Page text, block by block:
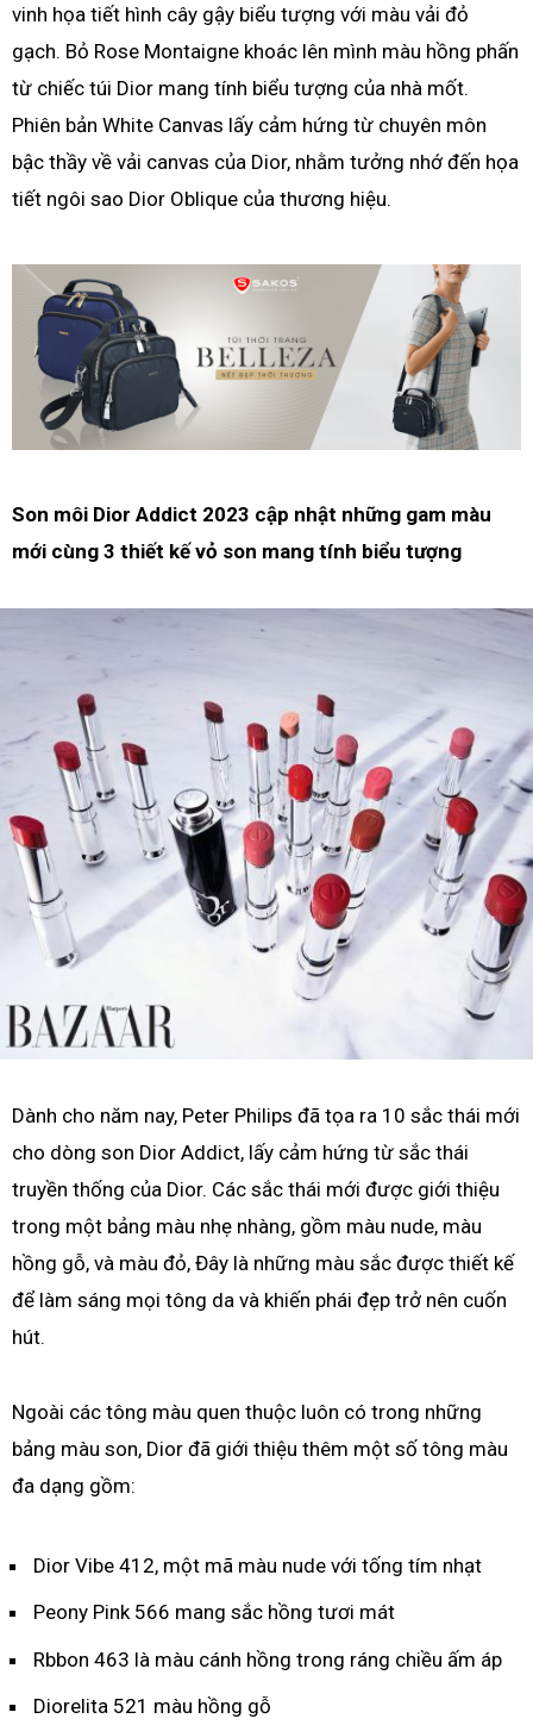
vinh họa tiết hình cây gậy biểu tượng với màu vải đỏ
gạch. Bỏ Rose Montaigne khoác lên mình màu hồng phấn
từ chiếc túi Dior mang tính biểu tượng của nhà mốt.
Phiên bản White Canvas lấy cảm hứng từ chuyên môn
bậc thầy về vải canvas của Dior, nhằm tưởng nhớ đến họa
tiết ngôi sao Dior Oblique của thương hiệu.
Son môi Dior Addict 2023 cập nhật những gam màu
mới cùng 3 thiết kế vỏ son mang tính biểu tượng
Dành cho năm nay, Peter Philips đã tọa ra 10 sắc thái mới
cho dòng son Dior Addict, lấy cảm hứng từ sắc thái
truyền thống của Dior. Các sắc thái mới được giới thiệu
trong một bảng màu nhẹ nhàng, gồm màu nude, màu
hồng gỗ, và màu đỏ, Đây là những màu sắc được thiết kế
để làm sáng mọi tông da và khiến phái đẹp trở nên cuốn
hút.
Ngoài các tông màu quen thuộc luôn có trong những
bảng màu son, Dior đã giới thiệu thêm một số tông màu
đa dạng gồm:
Dior Vibe 412, một mã màu nude với tống tím nhạt
Peony Pink 566 mang sắc hồng tươi mát
Rbbon 463 là màu cánh hồng trong ráng chiều ấm áp
Diorelita 521 màu hồng gỗ